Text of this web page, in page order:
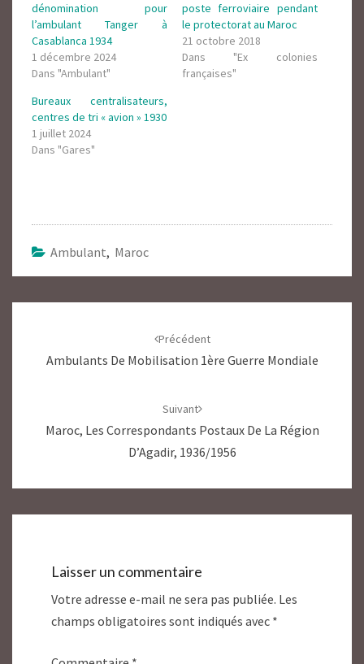
dénomination pour
l’ambulant Tanger à
Casablanca 1934
1 décembre 2024
Dans "Ambulant"
poste ferroviaire pendant
le protectorat au Maroc
21 octobre 2018
Dans "Ex colonies
françaises"
Bureaux centralisateurs,
centres de tri « avion » 1930
1 juillet 2024
Dans "Gares"
Ambulant, Maroc
Précédent
Ambulants De Mobilisation 1ère Guerre Mondiale
Suivant
Maroc, Les Correspondants Postaux De La Région
D’Agadir, 1936/1956
Laisser un commentaire
Votre adresse e-mail ne sera pas publiée. Les
champs obligatoires sont indiqués avec *